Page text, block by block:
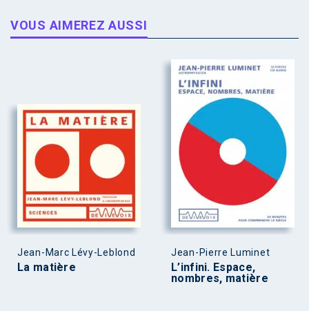
VOUS AIMEREZ AUSSI
Jean-Marc Lévy-Leblond
La matière
Jean-Pierre Luminet
L’infini. Espace,
nombres, matière